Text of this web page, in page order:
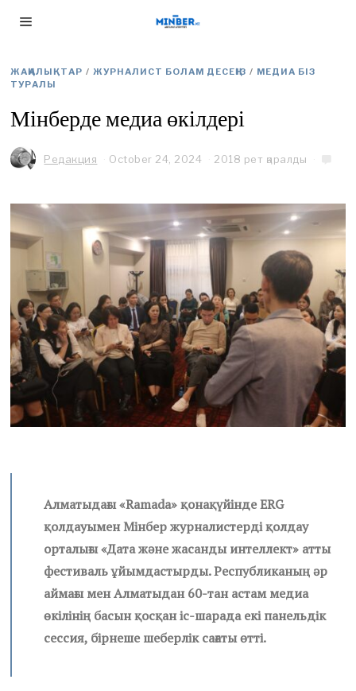
ЖАҢАЛЫҚТАР / ЖУРНАЛИСТ БОЛАМ ДЕСЕҢІЗ / МЕДИА БІЗ
ТУРАЛЫ
Мінберде медиа өкілдері
Редакция October 24, 2024
o
b
e
r
2
0
2
4
2018 рет қаралды
Алматыдағы «Ramada» қонақүйінде ERG
қолдауымен Мінбер журналис­терді қолдау
орталығы «Дата және жасанды интеллект» атты
фес­тиваль ұйымдастырды. Республиканың әр
аймағы мен Алматыдан 60-тан астам медиа
өкілінің басын қосқан іс-шарада екі панельдік
сессия, бірнеше шеберлік сағаты өтті.